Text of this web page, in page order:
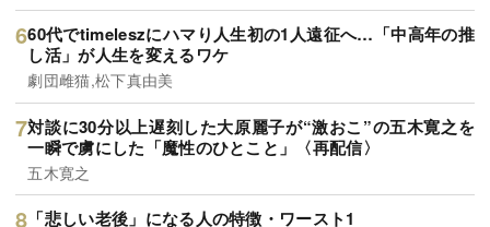
60代でtimeleszにハマり人生初の1人遠征へ…「中高年の推
し活」が人生を変えるワケ
劇団雌猫,松下真由美
対談に30分以上遅刻した大原麗子が“激おこ”の五木寛之を
一瞬で虜にした「魔性のひとこと」〈再配信〉
五木寛之
「悲しい老後」になる人の特徴・ワースト1